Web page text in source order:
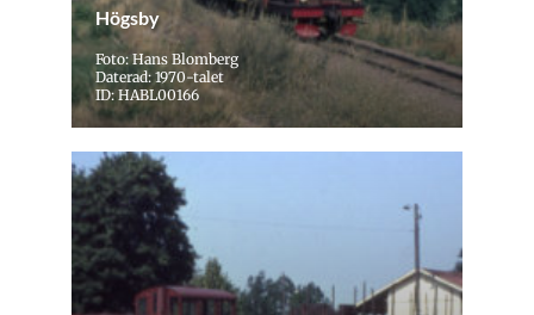
Högsby
Foto: Hans Blomberg
Daterad: 1970-talet
ID: HABL00166